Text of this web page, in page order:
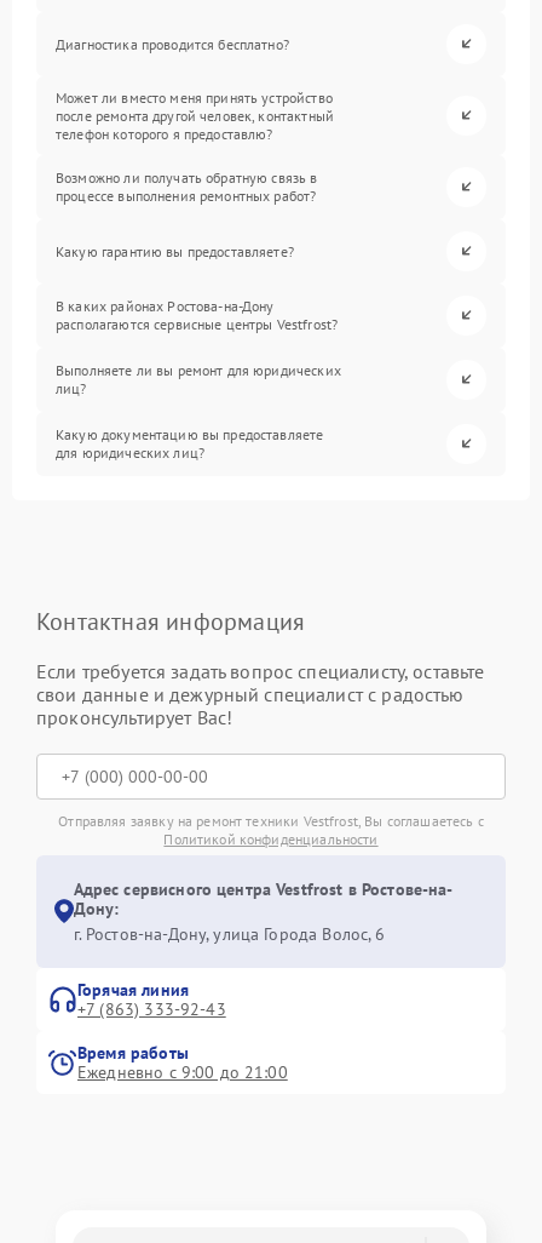
Диагностика проводится бесплатно?
Может ли вместо меня принять устройство
после ремонта другой человек, контактный
телефон которого я предоставлю?
Возможно ли получать обратную связь в
процессе выполнения ремонтных работ?
Какую гарантию вы предоставляете?
В каких районах Ростова-на-Дону
располагаются сервисные центры Vestfrost?
Выполняете ли вы ремонт для юридических
лиц?
Какую документацию вы предоставляете
для юридических лиц?
Контактная информация
Если требуется задать вопрос специалисту, оставьте
свои данные и дежурный специалист с радостью
проконсультирует Вас!
Отправляя заявку на ремонт техники Vestfrost, Вы соглашаетесь с
Политикой конфиденциальности
Адрес сервисного центра Vestfrost в Ростове-на-
Дону:
г. Ростов-на-Дону, улица Города Волос, 6
Горячая линия
+7 (863) 333-92-43
Время работы
Ежедневно с 9:00 до 21:00